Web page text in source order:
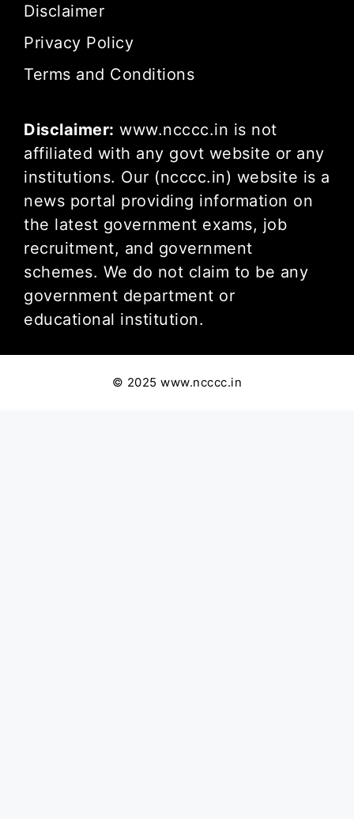
Disclaimer
Privacy Policy
Terms and Conditions
Disclaimer: www.ncccc.in is not
affiliated with any govt website or any
institutions. Our (ncccc.in) website is a
news portal providing information on
the latest government exams, job
recruitment, and government
schemes. We do not claim to be any
government department or
educational institution.
© 2025 www.ncccc.in